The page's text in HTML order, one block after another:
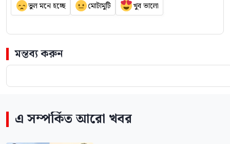
ভুল মনে হচ্ছে মোটামুটি খুব ভালো
মন্তব্য করুন
এ সম্পর্কিত আরো খবর